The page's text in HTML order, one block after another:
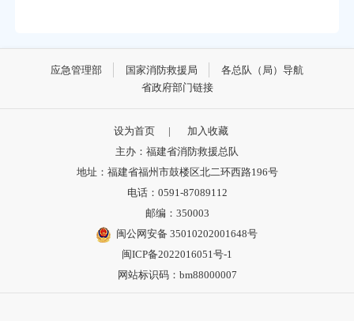
应急管理部 国家消防救援局
各总队（局）导航
省政府部门链接
设为首页 |
加入收藏
主办：福建省消防救援总队
地址：福建省福州市鼓楼区北二环西路196号
电话：0591-87089112
邮编：350003
闽公网安备 35010202001648号
闽ICP备2022016051号-1
网站标识码：bm88000007